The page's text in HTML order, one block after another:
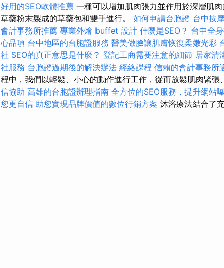
好用的SEO軟體推薦 一種可以增加肌肉張力並作用於深層肌
草藥粉末製成的草藥包和雙手進行。 如何申請台胞證 台中按
會計事務所推薦 專業外燴 buffet 設計 什麼是SEO？ 台中全
心品項 台中地區的台胞證服務 醫美做臉讓肌膚恢復柔嫩光彩
社 SEO的真正意思是什麼？ 登記工商需要注意的細節 居家清
社服務 台胞證過期後的解決辦法 經絡課程 信賴的會計事務所
程中，我們以輕鬆、小心的動作進行工作，從而放鬆肌肉緊張
信協助 高雄的台胞證辦理指南 全方位的SEO服務，提升網站
您更自信 助您實現品牌價值的數位行銷方案 沐浴療法結合了